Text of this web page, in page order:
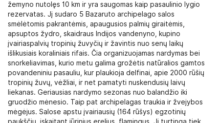
žemyno nutolęs 10 km ir yra saugomas kaip pasaulinio lygio
rezervatas. Jį sudaro 5 Bazaruto archipelago salos
smėlėtomis pakrantėmis, apaugusios palmių giraitėmis,
apsuptos žydro, skaidraus Indijos vandenyno, kupino
įvairiaspalvių tropinių žuvyčių ir žavintis nuo senų laikų
išlikusiais koraliniais rifais. Čia organizuojamas nardymas bei
snorkeliavimas, kurio metu galima grožėtis natūralios gamtos
povandeniniu pasauliu, kur plaukioja delfinai, apie 2000 rūšių
tropinių žuvų, vėžliai, ir net pamatyti nuskendusių laivų
liekanas. Geriausias nardymo sezonas nuo balandžio iki
gruodžio mėnesio. Taip pat archipelagas traukia ir žvejybos
mėgėjus. Salose apstu įvairiausių (164 rūšys) egzotinių